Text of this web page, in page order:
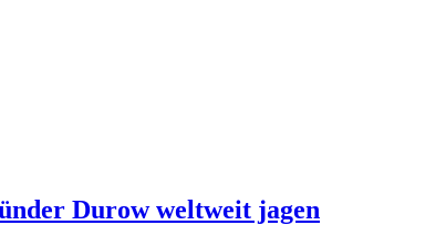
Durow weltweit jagen